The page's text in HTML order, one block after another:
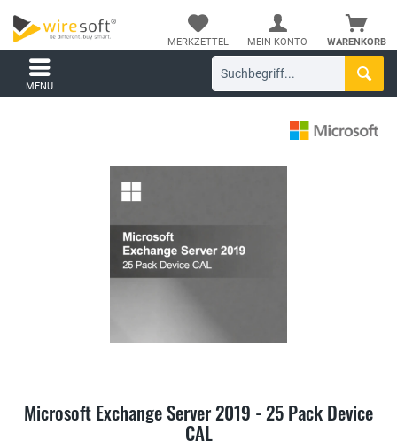
WARENKORB
MERKZETTEL MEIN KONTO
MENÜ
Microsoft Exchange Server 2019 - 25 Pack Device
CAL